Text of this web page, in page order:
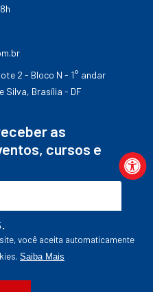
2 - Bloco N - 1° andar
Silva, Brasília - DF
as
cursos e
você aceita automaticamente
Saiba Mais